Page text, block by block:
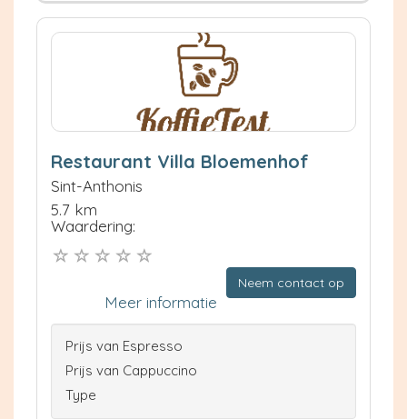
Restaurant Villa Bloemenhof
Sint-Anthonis
5.7 km
Waardering:
Neem contact op
Meer informatie
Prijs van Espresso
Prijs van Cappuccino
Type